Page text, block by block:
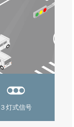
３灯式信号